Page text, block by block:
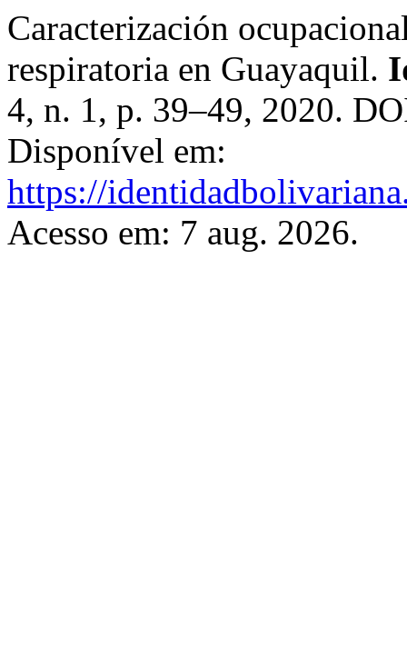
Caracterización
respiratoria en Guayaquil.
4, n. 1, p. 39–49, 2020.
Disponível em:
https://
Acesso em: 7 aug. 2026.